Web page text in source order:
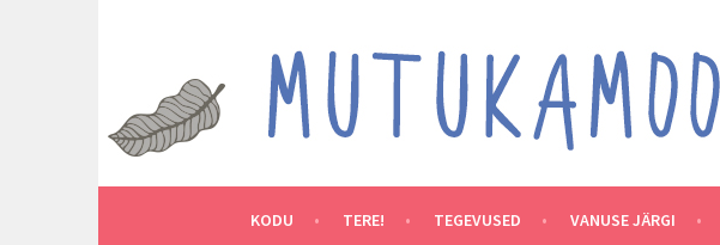
MUTUKAMOOS
ARENDAVAID TEGEVUSI LASTEGA
KODU TERE! TEGEVUSED VANUSE JÄRGI